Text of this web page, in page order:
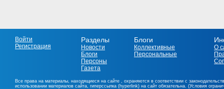
Войти
Регистрация
Разделы
Новости
Блоги
Персоны
Газета
Блоги
Коллективные
Персональные
О
Все права на материалы, находящиеся на сайте , охраняются в соответствии с
использовании материалов сайта, гиперссылка (hyperlink) на сайт обязательна. (Условия